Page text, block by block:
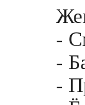
-
-
-